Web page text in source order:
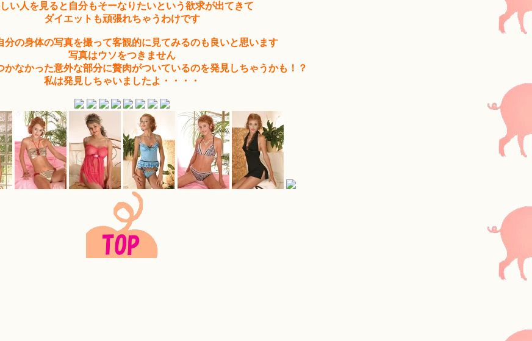
い人を見ると自分もそーなりたいという欲求が出てきて
ダイエットも頑張れちゃうわけです
分の身体の写真を撮って客観的に見てみるのも良いと思います
写真はウソをつきません
かなかった意外な部分に贅肉がついているのを発見しちゃうかも！？
私は発見しちゃいましたよ・・・・